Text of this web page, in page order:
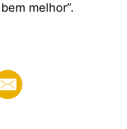
melhor”.